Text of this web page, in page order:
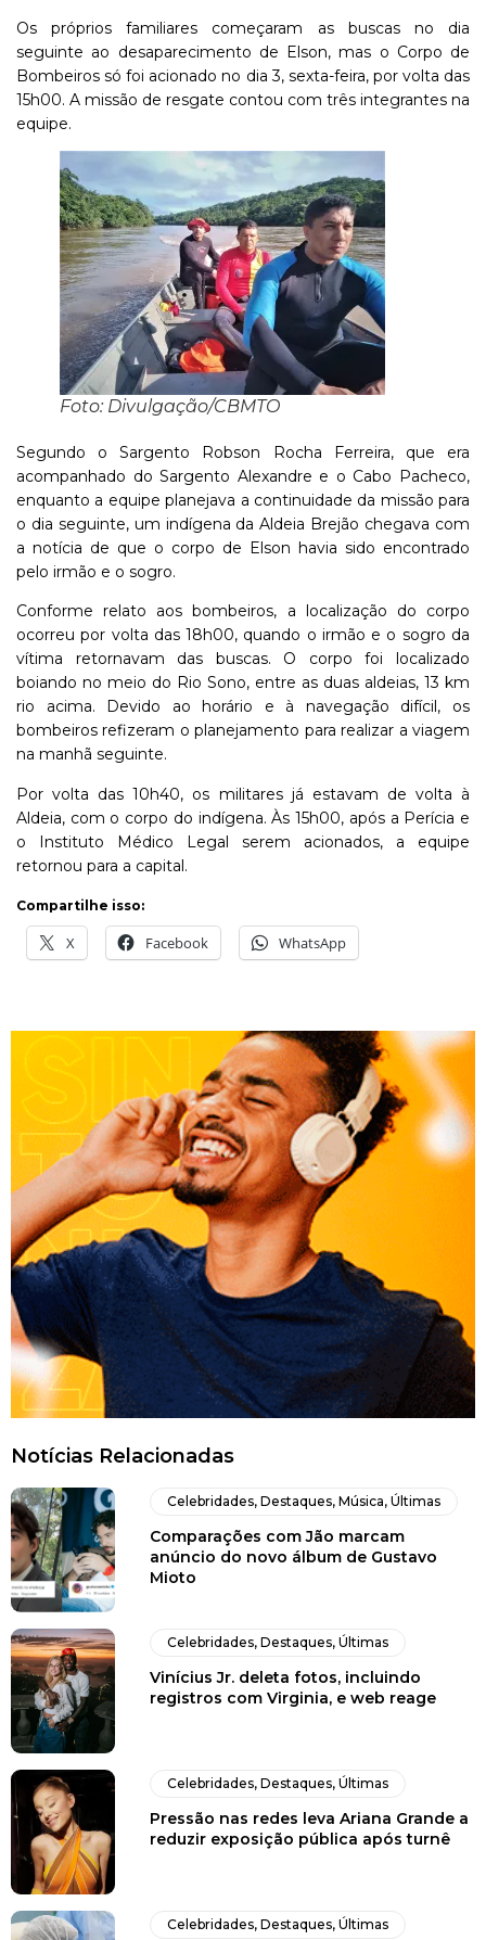
Os próprios familiares começaram as buscas no dia
seguinte ao desaparecimento de Elson, mas o Corpo de
Bombeiros só foi acionado no dia 3, sexta-feira, por volta das
15h00. A missão de resgate contou com três integrantes na
equipe.
Foto: Divulgação/CBMTO
Segundo o Sargento Robson Rocha Ferreira, que era
acompanhado do Sargento Alexandre e o Cabo Pacheco,
enquanto a equipe planejava a continuidade da missão para
o dia seguinte, um indígena da Aldeia Brejão chegava com
a notícia de que o corpo de Elson havia sido encontrado
pelo irmão e o sogro.
Conforme relato aos bombeiros, a localização do corpo
ocorreu por volta das 18h00, quando o irmão e o sogro da
vítima retornavam das buscas. O corpo foi localizado
boiando no meio do Rio Sono, entre as duas aldeias, 13 km
rio acima. Devido ao horário e à navegação difícil, os
bombeiros refizeram o planejamento para realizar a viagem
na manhã seguinte.
Por volta das 10h40, os militares já estavam de volta à
Aldeia, com o corpo do indígena. Às 15h00, após a Perícia e
o Instituto Médico Legal serem acionados, a equipe
retornou para a capital.
Compartilhe isso:
X Facebook WhatsApp
Notícias Relacionadas
Celebridades,Destaques,Música,Últimas
Comparações com Jão marcam
anúncio do novo álbum de Gustavo
Mioto
Celebridades,Destaques,Últimas
Vinícius Jr. deleta fotos, incluindo
registros com Virginia, e web reage
Celebridades,Destaques,Últimas
Pressão nas redes leva Ariana Grande a
reduzir exposição pública após turnê
Celebridades,Destaques,Últimas